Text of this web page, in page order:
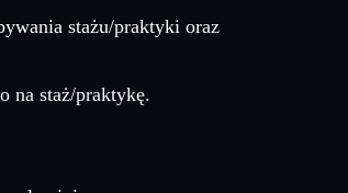
stażu/praktyki oraz
na staż/praktykę.